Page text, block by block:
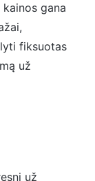
gana
fiksuotas
už
už